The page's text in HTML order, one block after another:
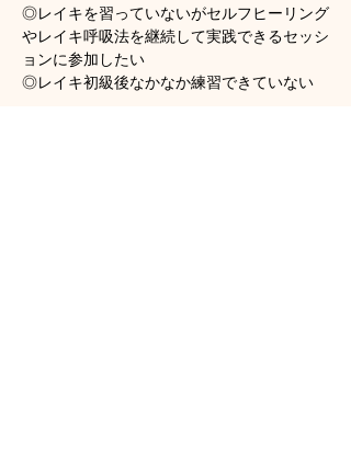
◎レイキを習っていないがセルフヒーリング
やレイキ呼吸法を継続して実践できるセッシ
ョンに参加したい
◎レイキ初級後なかなか練習できていない